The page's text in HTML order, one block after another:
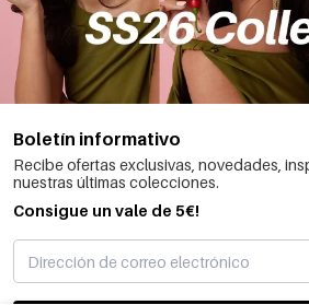
Boletín informativo
Recibe ofertas exclusivas, novedades,
nuestras últimas colecciones.
Consigue un vale de 5€!